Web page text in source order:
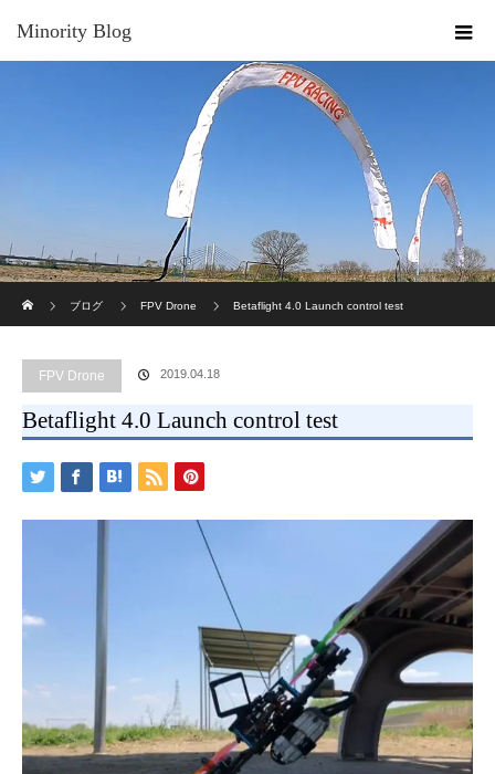
Minority Blog
ブログ
FPV Drone Betaflight 4.0 Launch control test
FPV Drone 2019.04.18
Betaflight 4.0 Launch control test